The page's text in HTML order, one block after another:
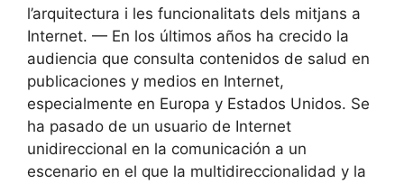
l’arquitectura i les funcionalitats dels mitjans a
Internet. — En los últimos años ha crecido la
audiencia que consulta contenidos de salud en
publicaciones y medios en Internet,
especialmente en Europa y Estados Unidos. Se
ha pasado de un usuario de Internet
unidireccional en la comunicación a un
escenario en el que la multidireccionalidad y la